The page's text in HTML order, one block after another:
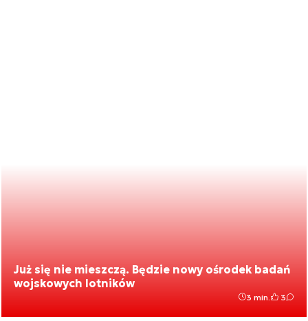
Już się nie mieszczą. Będzie nowy ośrodek badań
wojskowych lotników
3 min. 3